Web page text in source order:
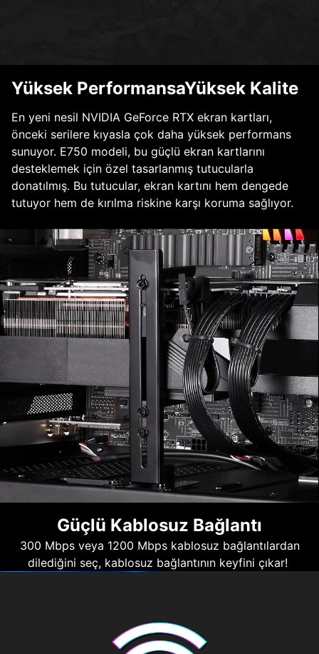
Yüksek PerformansaYüksek Kalite
En yeni nesil NVIDIA GeForce RTX ekran kartları,
önceki serilere kıyasla çok daha yüksek performans
sunuyor. E750 modeli, bu güçlü ekran kartlarını
desteklemek için özel tasarlanmış tutucularla
donatılmış. Bu tutucular, ekran kartını hem dengede
tutuyor hem de kırılma riskine karşı koruma sağlıyor.
Güçlü Kablosuz Bağlantı
300 Mbps veya 1200 Mbps kablosuz bağlantılardan
dilediğini seç, kablosuz bağlantının keyfini çıkar!